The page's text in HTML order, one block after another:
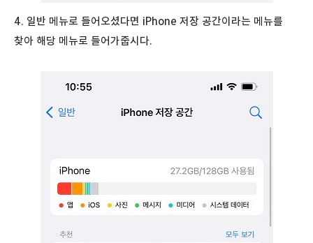
4. 일반 메뉴로 들어오셨다면 iPhone 저장 공간이라는 메뉴를
찾아 해당 메뉴로 들어가줍시다.